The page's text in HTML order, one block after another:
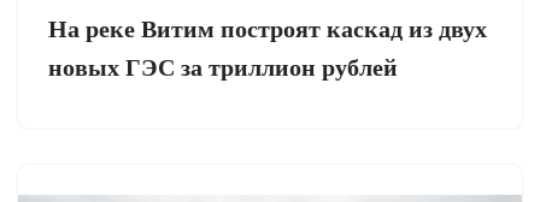
На реке Витим построят каскад из двух
новых ГЭС за триллион рублей